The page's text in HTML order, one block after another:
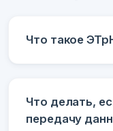
Что такое
Что делать,
передачу